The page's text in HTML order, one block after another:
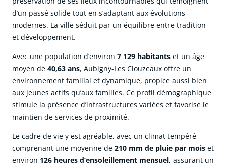
d’un passé solide tout en s’adaptant aux évolutions
modernes. La ville séduit par un équilibre entre tradition
et développement.
Avec une population d’environ 7 129 habitants et un âge
moyen de 40,63 ans, Aubigny-Les Clouzeaux offre un
environnement familial et dynamique, propice aussi bien
aux jeunes actifs qu’aux familles. Ce profil démographique
stimule la présence d’infrastructures variées et favorise le
maintien de services de proximité.
Le cadre de vie y est agréable, avec un climat tempéré
comprenant une moyenne de 210 mm de pluie par mois et
environ 126 heures d’ensoleillement mensuel, assurant un